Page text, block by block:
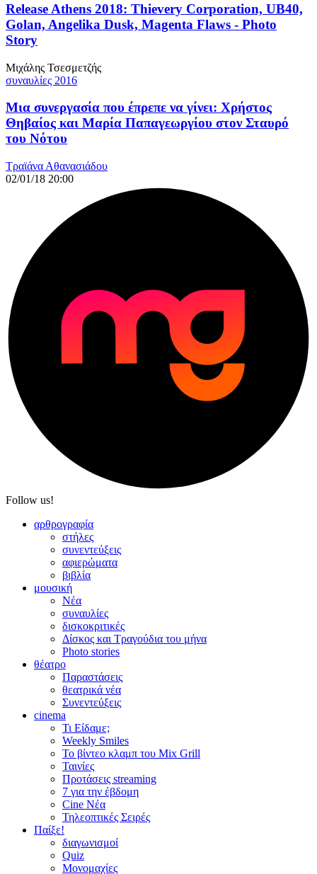
Release Athens 2018: Τhievery Corporation, UB40,
Golan, Angelika Dusk, Magenta Flaws - Photo
Story
Μιχάλης Τσεσμετζής
συναυλίες 2016
Μια συνεργασία που έπρεπε να γίνει: Χρήστος
Θηβαίος και Μαρία Παπαγεωργίου στον Σταυρό
του Νότου
Τραϊάνα Αθανασιάδου
02/01/18 20:00
Follow us!
αρθρογραφία
στήλες
συνεντεύξεις
αφιερώματα
βιβλία
μουσική
Νέα
συναυλίες
δισκοκριτικές
Δίσκος και Τραγούδια του μήνα
Photo stories
θέατρο
Παραστάσεις
θεατρικά νέα
Συνεντεύξεις
cinema
Τι Είδαμε;
Weekly Smiles
Το βίντεο κλαμπ του Mix Grill
Ταινίες
Προτάσεις streaming
7 για την έβδομη
Cine Νέα
Τηλεοπτικές Σειρές
Παίξε!
διαγωνισμοί
Quiz
Μονομαχίες